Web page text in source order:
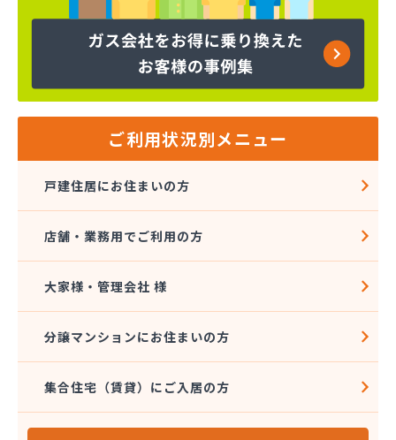
株式会社玉名商会
株式会社九州エネルギー協同管理
株式会社九州高圧容器検査所
株式会社熊本石油玉名充填所
株式会社古屋産業
株式会社城南ガス
株式会社人吉石油 本社・ガス部・人吉西給油所
株式会社翠松園G.G
株式会社竹本商会
株式会社島津商会
株式会社南九州マルヰガス
株式会社八代協同ガス配送センター
株式会社野田住宅産業
ご利用状況別メニュー
戸建住居にお住まいの方
店舗・業務用でご利用の方
大家様・管理会社 様
分譲マンションにお住まいの方
集合住宅（賃貸）にご入居の方